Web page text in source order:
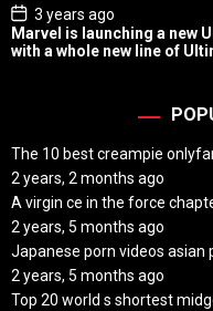
P
o
s
t
3 years ago
Marvel is launching a new
with a whole new line of
The 10 best creampie
2 years, 2 months ago
A virgin ce in the force
2 years, 5 months ago
Japanese porn videos asian
2 years, 5 months ago
Top 20 world s shortest